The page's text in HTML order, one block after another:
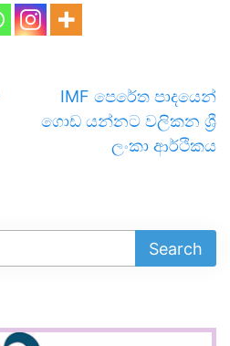
IMF පෙරේත පාදයෙන්
ගොඩ යන්නට වලිකන ශ්‍රී
ලංකා ආර්ථිකය